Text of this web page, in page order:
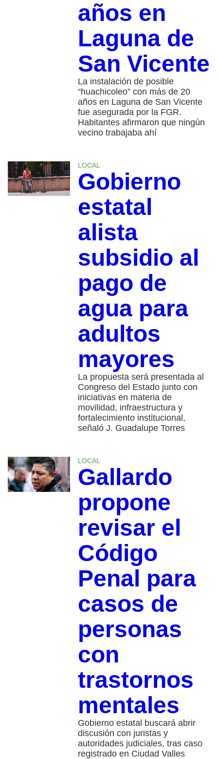
años en
Laguna de
San Vicente
La instalación de posible
“huachicoleo” con más de 20
años en Laguna de San Vicente
fue asegurada por la FGR.
Habitantes afirmaron que ningún
vecino trabajaba ahí
LOCAL
Gobierno
estatal
alista
subsidio al
pago de
agua para
adultos
mayores
La propuesta será presentada al
Congreso del Estado junto con
iniciativas en materia de
movilidad, infraestructura y
fortalecimiento institucional,
señaló J. Guadalupe Torres
LOCAL
Gallardo
propone
revisar el
Código
Penal para
casos de
personas
con
trastornos
mentales
Gobierno estatal buscará abrir
discusión con juristas y
autoridades judiciales, tras caso
registrado en Ciudad Valles